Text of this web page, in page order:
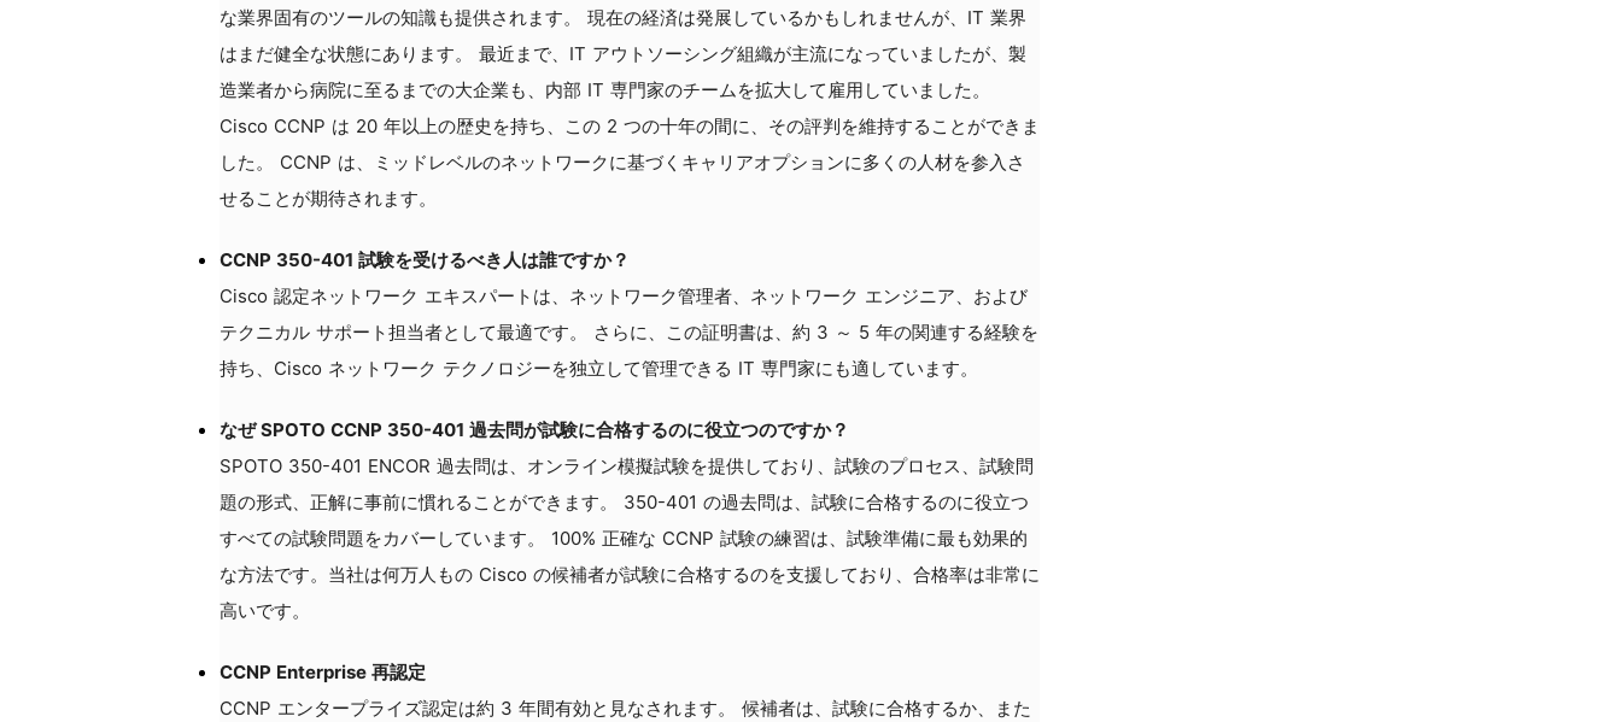
な業界固有のツールの知識も提供されます。 現在の経済は発展しているかもしれませんが、IT 業界
はまだ健全な状態にあります。 最近まで、IT アウトソーシング組織が主流になっていましたが、製
造業者から病院に至るまでの大企業も、内部 IT 専門家のチームを拡大して雇用していました。
Cisco CCNP は 20 年以上の歴史を持ち、この 2 つの十年の間に、その評判を維持することができま
した。 CCNP は、ミッドレベルのネットワークに基づくキャリアオプションに多くの人材を参入さ
せることが期待されます。
CCNP 350-401 試験を受けるべき人は誰ですか？
Cisco 認定ネットワーク エキスパートは、ネットワーク管理者、ネットワーク エンジニア、および
テクニカル サポート担当者として最適です。 さらに、この証明書は、約 3 ～ 5 年の関連する経験を
持ち、Cisco ネットワーク テクノロジーを独立して管理できる IT 専門家にも適しています。
なぜ SPOTO CCNP 350-401 過去問が試験に合格するのに役立つのですか？
SPOTO 350-401 ENCOR 過去問は、オンライン模擬試験を提供しており、試験のプロセス、試験問
題の形式、正解に事前に慣れることができます。 350-401 の過去問は、試験に合格するのに役立つ
すべての試験問題をカバーしています。 100% 正確な CCNP 試験の練習は、試験準備に最も効果的
な方法です。当社は何万人もの Cisco の候補者が試験に合格するのを支援しており、合格率は非常に
高いです。
CCNP Enterprise 再認定
CCNP エンタープライズ認定は約 3 年間有効と見なされます。 候補者は、試験に合格するか、また